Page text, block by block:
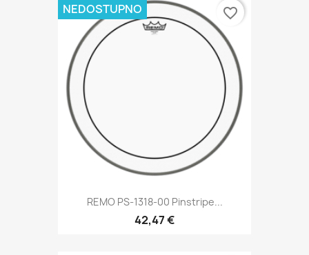
REMO PS-1318-00 Pinstripe...
42,47 €
NEDOSTUPNO favorite_border